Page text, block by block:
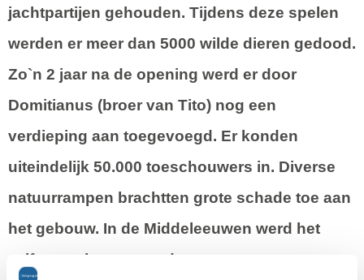
jachtpartijen gehouden. Tijdens deze spelen
werden er meer dan 5000 wilde dieren gedood.
Zo`n 2 jaar na de opening werd er door
Domitianus (broer van Tito) nog een
verdieping aan toegevoegd. Er konden
uiteindelijk 50.000 toeschouwers in. Diverse
natuurrampen brachtten grote schade toe aan
het gebouw. In de Middeleeuwen werd het
zelfs totaal verwoest door twee grote